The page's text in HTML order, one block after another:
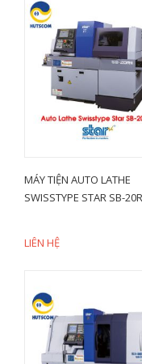
MÁY TIỆN AUTO LATHE
SWISSTYPE STAR SB-
LIÊN HỆ